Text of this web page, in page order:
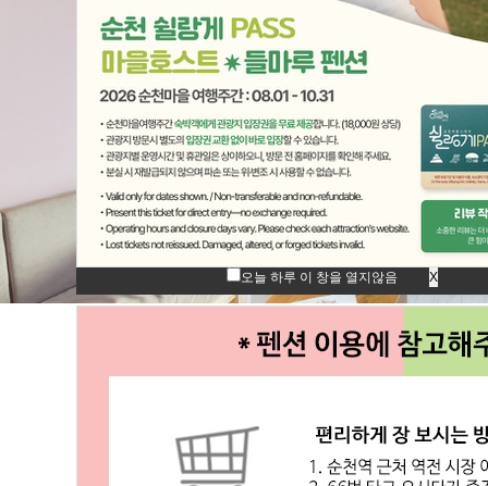
오늘 하루 이 창을 열지않음 X